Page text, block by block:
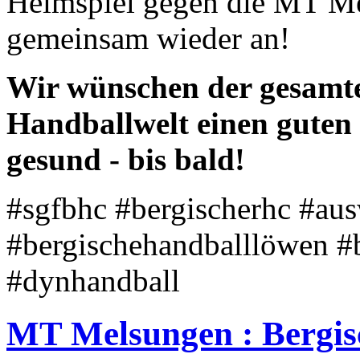
gemeinsam wieder an!
Wir wünschen der
Handballwelt einen
gesund - bis bald!
#sgfbhc #bergischerhc
#bergischehandballlöwen
#dynhandball
MT Melsungen :